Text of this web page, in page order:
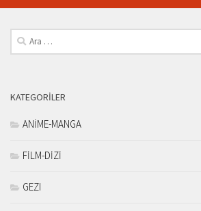
Arama:
KATEGORILER
ANİME-MANGA
FİLM-DİZİ
GEZI